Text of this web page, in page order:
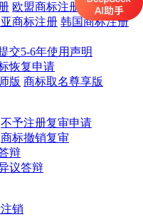
欧盟商标注册
英国商标
商标注册 韩国商标注册
交5-6年使用声明
恢复申请
版 商标取名尊享版
不予注册复审申请
商标撤销复审
辩
议答辩
销